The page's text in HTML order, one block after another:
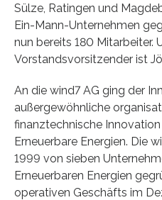
Sülze, Ratingen und
Ein-Mann-Unternehmen
nun bereits 180 Mitarbeiter.
Vorstandsvorsitzender ist
An die wind7 AG ging der
außergewöhnliche
finanztechnische
Erneuerbare Energien. Die
1999 von sieben
Erneuerbaren Energien
operativen Geschäfts im